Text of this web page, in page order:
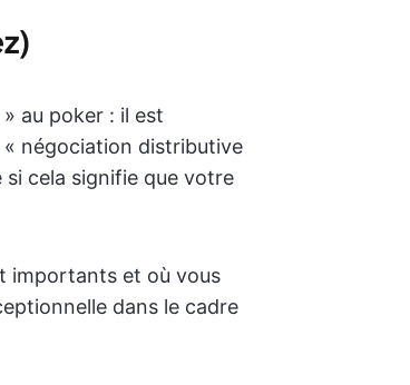
au poker : il est
négociation distributive
cela signifie que votre
importants et où vous
dans le cadre